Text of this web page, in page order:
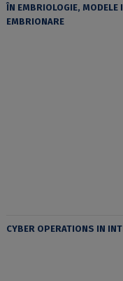
ÎN EMBRIOLOGIE, MODELE
EMBRIONARE
CYBER OPERATIONS IN